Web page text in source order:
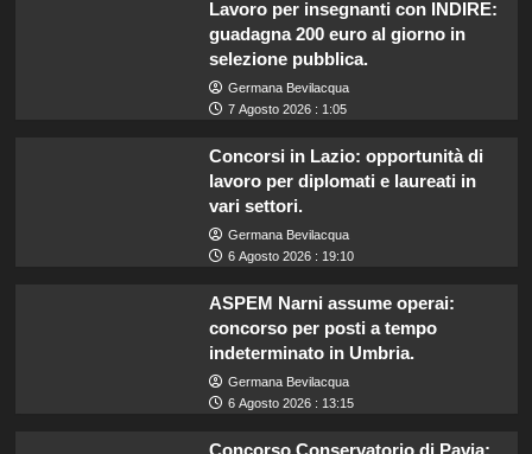
Lavoro per insegnanti con INDIRE:
guadagna 200 euro al giorno in
selezione pubblica.
Germana Bevilacqua
7 Agosto 2026 : 1:05
Concorsi in Lazio: opportunità di
lavoro per diplomati e laureati in
vari settori.
Germana Bevilacqua
6 Agosto 2026 : 19:10
ASPEM Narni assume operai:
concorso per posti a tempo
indeterminato in Umbria.
Germana Bevilacqua
6 Agosto 2026 : 13:15
Concorso Conservatorio di Pavia: